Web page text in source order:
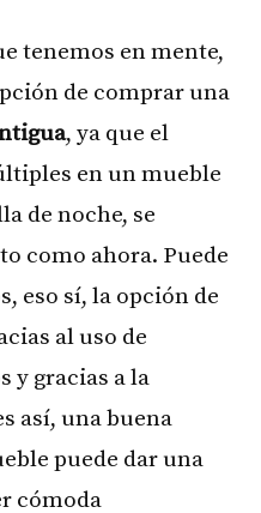
tenemos en mente,
de comprar una
, ya que el
en un mueble
de noche, se
como ahora. Puede
eso sí, la opción de
al uso de
y gracias a la
así, una buena
puede dar una
cómoda